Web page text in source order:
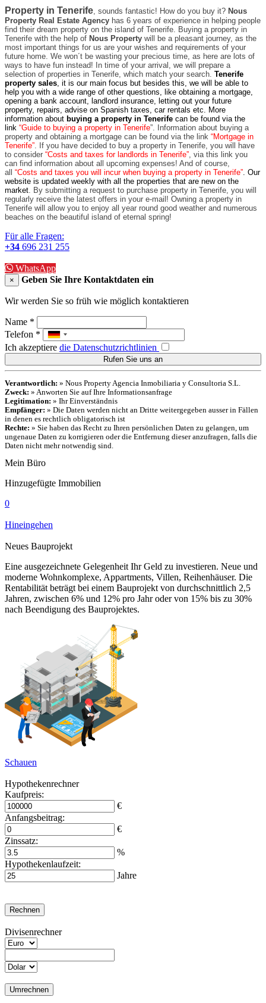
Property in Tenerife , sounds fantastic! How do you buy it? Nous
Property Real Estate Agency has 6 years of experience in helping people
find their dream property on the island of Tenerife. Buying a property in
Tenerife with the help of Nous Property will be a pleasant journey, as the
most important things for us are your wishes and requirements of your
future home. We won´t be wasting your precious time, as here are lots of
ways to have fun instead! In time of your arrival, we will prepare a
selection of properties in Tenerife, which match your search. Tenerife
property sales , it is our main focus but besides this, we will be able to
help you with a wide range of other questions, like obtaining a mortgage,
opening a bank account, landlord insurance, letting out your future
property, repairs, advise on Spanish taxes, car rentals etc. More
information about buying a property in Tenerife can be found via the
link “Guide to buying a property in Tenerife”. Information about buying a
property and obtaining a mortgage can be found via the link “Mortgage in
Tenerife” . If you have decided to buy a property in Tenerife, you will have
to consider “Costs and taxes for landlords in Tenerife” , via this link you
can find information about all upcoming expenses! And of course,
all “Costs and taxes you will incur when buying a property in Tenerife” . Our
website is updated weekly with all the properties that are new on the
market . By submitting a request to purchase property in Tenerife, you will
regularly receive the latest offers in your e-mail! Owning a property in
Tenerife will allow you to enjoy all year round good weather and numerous
beaches on the beautiful island of eternal spring!
Für alle Fragen:
+34 696 231 255
WhatsApp
× Geben Sie Ihre Kontaktdaten ein
Wir werden Sie so früh wie möglich kontaktieren
Name *
Telefon *
Ich akzeptiere die Datenschutzrichtlinien
Verantwortlich: » Nous Property Agencia Inmobiliaria y Consultoria S.L.
Zweck: » Anworten Sie auf Ihre Informationsanfrage
Legitimation: » Ihr Einverständnis
Empfänger: » Die Daten werden nicht an Dritte weitergegeben ausser in Fällen
in denen es rechtlich obligatorisch ist
Rechte: » Sie haben das Recht zu Ihren persönlichen Daten zu gelangen, um
ungenaue Daten zu korrigieren oder die Entfernung dieser anzufragen, falls die
Daten nicht mehr notwendig sind.
Mein Büro
Hinzugefügte Immobilien
0
Hineingehen
Neues Bauprojekt
Eine ausgezeichnete Gelegenheit Ihr Geld zu investieren. Neue und
moderne Wohnkomplexe, Appartments, Villen, Reihenhäuser. Die
Rentabilität beträgt bei einem Bauprojekt von durchschnittlich 2,5
Jahren, zwischen 6% und 12% pro Jahr oder von 15% bis zu 30%
nach Beendigung des Bauprojektes.
Schauen
Hypothekenrechner
Kaufpreis:
€
Anfangsbeitrag:
€
Zinssatz:
%
Hypothekenlaufzeit:
Jahre
Divisenrechner